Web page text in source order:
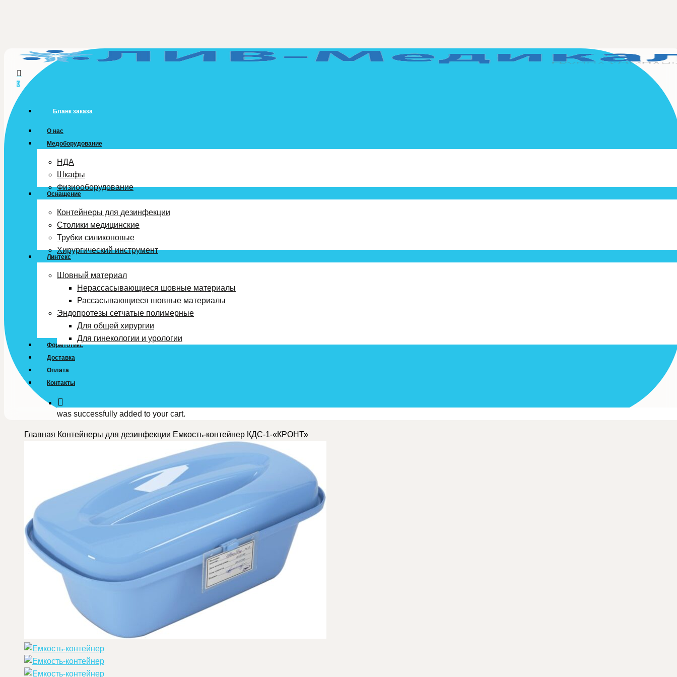
content
0
Menu
Бланк заказа
О нас
Медоборудование
НДА
Шкафы
Физиооборудование
Оснащение
Контейнеры для дезинфекции
Столики медицинские
Трубки силиконовые
Хирургический инструмент
Линтекс
Шовный материал
Нерассасывающиеся шовные материалы
Рассасывающиеся шовные материалы
Эндопротезы сетчатые полимерные
Для общей хирургии
Для гинекологии и урологии
Формтотикс
Доставка
Оплата
Контакты
was successfully added to your cart.
Главная Контейнеры для дезинфекции Емкость-контейнер КДС-1-«КРОНТ»